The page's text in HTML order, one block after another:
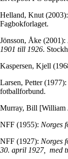
Helland, Knut (2003):
Fagbokforlaget.
Jönsson, Åke (2001):
1901 till 1926.
Kaspersen, Kjell
Larsen, Petter (1977):
fotballforbund.
Murray, Bill [William
NFF (1955): Norges
NFF (1927): Norges
30. april 1927, med